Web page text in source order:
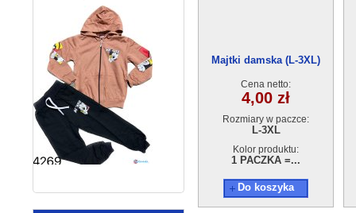
Majtki damska (L-3XL)
Cena netto:
4,00 zł
Rozmiary w paczce:
L-3XL
Kolor produktu:
1 PACZKA =...
Do koszyka